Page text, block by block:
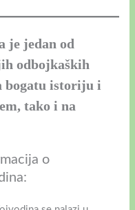
je jedan od
odbojkaških
bogatu istoriju i
tako i na
o